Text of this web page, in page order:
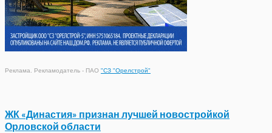
Реклама. Рекламодатель - ПАО "СЗ "Орелстрой"
ЖК «Династия» признан лучшей новостройкой
Орловской области